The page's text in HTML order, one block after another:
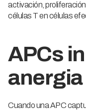
activación,
células T en células
APCs
anergia
Cuando una APC